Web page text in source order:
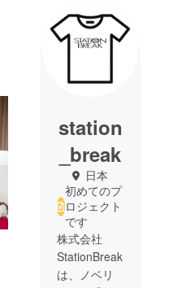
station
_break
日本
初めてのプ
ロジェクト
です
株式会社
StationBreak
は、ノベリ